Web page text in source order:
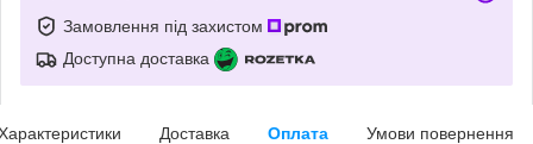
Замовлення під захистом
Доступна доставка
Доставка Оплата Умови повернення